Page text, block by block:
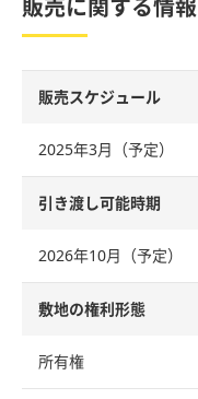
販売に関する情報
販売スケジュール
2025年3月（予定）
引き渡し可能時期
2026年10月（予定）
敷地の権利形態
所有権